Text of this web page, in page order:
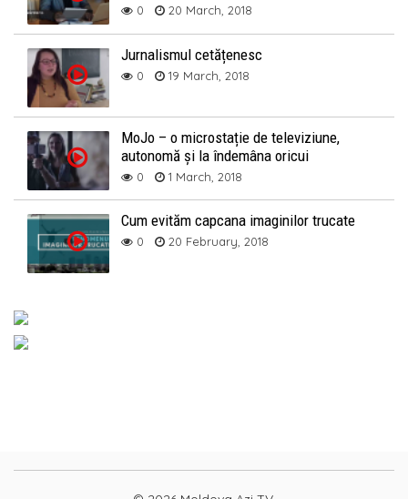
0 20 March, 2018
Jurnalismul cetățenesc
0 19 March, 2018
MoJo – o microstație de televiziune,
autonomă și la îndemâna oricui
0 1 March, 2018
Cum evităm capcana imaginilor trucate
0 20 February, 2018